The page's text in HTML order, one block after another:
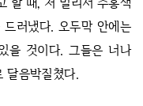
러냈다. 오두막 안에는
을 것이다. 그들은 너나
달음박질쳤다.